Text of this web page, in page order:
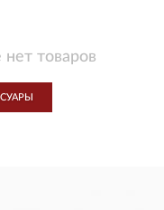
товаров